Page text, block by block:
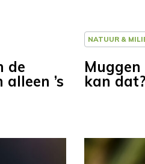
de
’s
NATUUR &
kan dat?